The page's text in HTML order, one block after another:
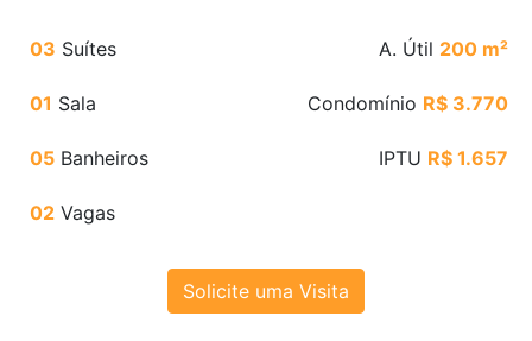
03 Suítes
01 Sala
05 Banheiros
02 Vagas
A. Útil 200 m²
Condomínio R$ 3.770
IPTU R$ 1.657
Solicite uma Visita